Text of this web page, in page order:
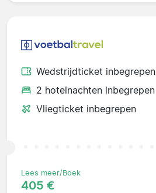
Wedstrijdticket inbegrepen
2 hotelnachten inbegrepen
Vliegticket inbegrepen
Lees meer/Boek
405 €